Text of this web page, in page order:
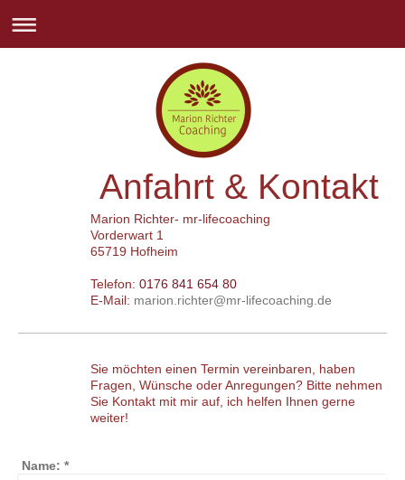
Anfahrt & Kontakt
Marion Richter- mr-lifecoaching
Vorderwart 1
65719 Hofheim
Telefon: 0176 841 654 80
E-Mail: marion.richter@mr-lifecoaching.de
Sie möchten einen Termin vereinbaren, haben
Fragen, Wünsche oder Anregungen? Bitte nehmen
Sie Kontakt mit mir auf, ich helfen Ihnen gerne
weiter!
Name: *